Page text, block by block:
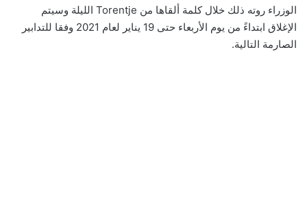
الوزراء روته ذلك خلال كلمة ألقاها من Torentje الليلة وسيتم
الإغلاق ابتداءً من يوم الأربعاء حتى 19 يناير لعام 2021 وفقا للتدابير
الصارمة التالية.